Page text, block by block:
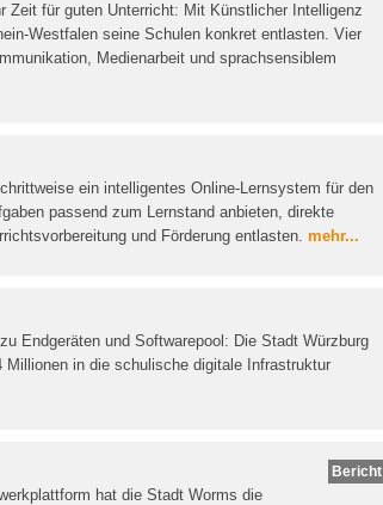
Zeit für guten Unterricht: Mit Künstlicher Intelligenz
Westfalen seine Schulen konkret entlasten. Vier
Medienarbeit und sprachsensiblem
ein intelligentes Online-Lernsystem für den
passend zum Lernstand anbieten, direkte
und Förderung entlasten. mehr...
Endgeräten und Softwarepool: Die Stadt Würzburg
in die schulische digitale Infrastruktur
Bericht
hat die Stadt Worms die